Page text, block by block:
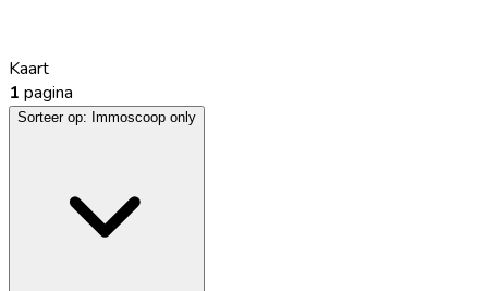
Kaart
1 pagina
Sorteer op: Immoscoop only